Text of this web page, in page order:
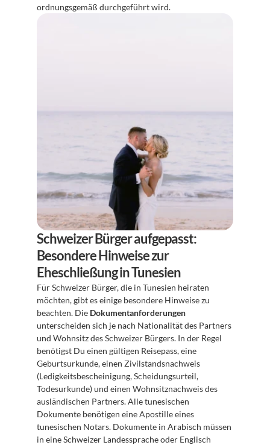
ordnungsgemäß durchgeführt wird.
Schweizer Bürger aufgepasst:
Besondere Hinweise zur
Eheschließung in Tunesien
Für Schweizer Bürger, die in Tunesien heiraten
möchten, gibt es einige besondere Hinweise zu
beachten. Die Dokumentanforderungen
unterscheiden sich je nach Nationalität des Partners
und Wohnsitz des Schweizer Bürgers. In der Regel
benötigst Du einen gültigen Reisepass, eine
Geburtsurkunde, einen Zivilstandsnachweis
(Ledigkeitsbescheinigung, Scheidungsurteil,
Todesurkunde) und einen Wohnsitznachweis des
ausländischen Partners. Alle tunesischen
Dokumente benötigen eine Apostille eines
tunesischen Notars. Dokumente in Arabisch müssen
in eine Schweizer Landessprache oder Englisch